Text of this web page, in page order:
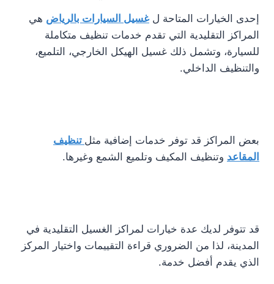
إحدى الخيارات المتاحة لغسيل السيارات بالرياض هي
المراكز التقليدية التي تقدم خدمات تنظيف متكاملة
للسيارة، وتشمل ذلك غسيل الهيكل الخارجي، التلميع،
والتنظيف الداخلي.
بعض المراكز قد توفر خدمات إضافية مثل تنظيف
المقاعد وتنظيف المكيف وتلميع الشمع وغيرها.
قد تتوفر لديك عدة خيارات لمراكز الغسيل التقليدية في
المدينة، لذا من الضروري قراءة التقييمات واختيار المركز
الذي يقدم أفضل خدمة.